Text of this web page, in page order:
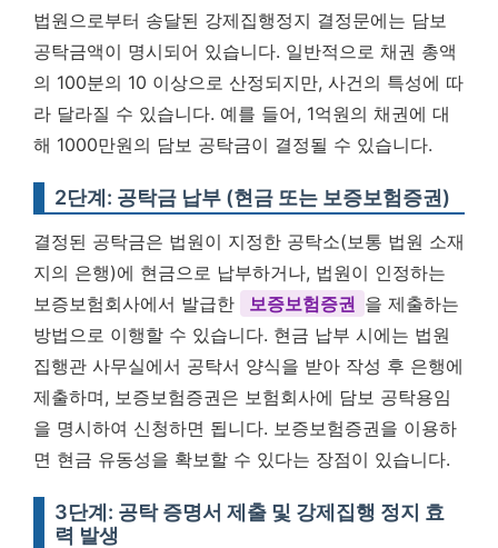
법원으로부터 송달된 강제집행정지 결정문에는 담보
공탁금액이 명시되어 있습니다. 일반적으로 채권 총액
의 100분의 10 이상으로 산정되지만, 사건의 특성에 따
라 달라질 수 있습니다. 예를 들어, 1억원의 채권에 대
해 1000만원의 담보 공탁금이 결정될 수 있습니다.
2단계: 공탁금 납부 (현금 또는 보증보험증권)
결정된 공탁금은 법원이 지정한 공탁소(보통 법원 소재
지의 은행)에 현금으로 납부하거나, 법원이 인정하는
보증보험회사에서 발급한
보증보험증권 을 제출하는
방법으로 이행할 수 있습니다. 현금 납부 시에는 법원
집행관 사무실에서 공탁서 양식을 받아 작성 후 은행에
제출하며, 보증보험증권은 보험회사에 담보 공탁용임
을 명시하여 신청하면 됩니다. 보증보험증권을 이용하
면 현금 유동성을 확보할 수 있다는 장점이 있습니다.
3단계: 공탁 증명서 제출 및 강제집행 정지 효
력 발생